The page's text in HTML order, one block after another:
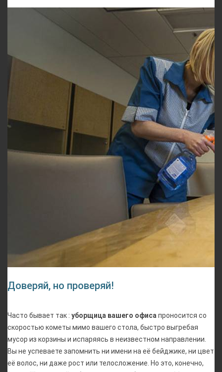
Доверяй, но проверяй!
Часто бывает так : уборщица вашего офиса проносится со
скоростью кометы мимо вашего стола, быстро выгребая
мусор из корзины и испаряясь в неизвестном направлении.
Вы не успеваете запомнить ни имени на её бейджике, ни цвет
её волос, ни даже рост или телосложение. Но это, конечно,